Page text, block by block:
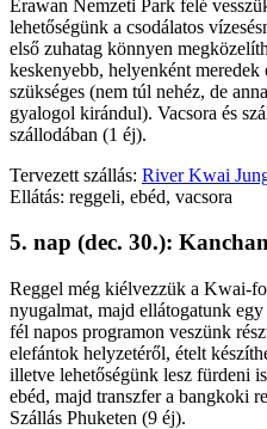
Erawan Nemzeti Park felé
lehetőségünk a csodálatos
első zuhatag könnyen
keskenyebb, helyenként
szükséges (nem túl nehéz, de
gyalogol kirándul). Vacsora és
szállodában (1 éj).
Tervezett szállás: River Kwai
Ellátás: reggeli, ebéd, vacsora
5. nap (dec. 30.):
Reggel még kiélvezzük a Kwai-
nyugalmat, majd ellátogatunk
fél napos programon veszünk
elefántok helyzetéről, ételt
illetve lehetőségünk lesz fürdeni
ebéd, majd transzfer a bangkoki
Szállás Phuketen (9 éj).